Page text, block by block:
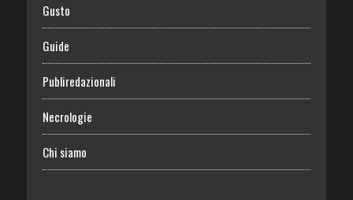
Gusto
Guide
Publiredazionali
Necrologie
Chi siamo